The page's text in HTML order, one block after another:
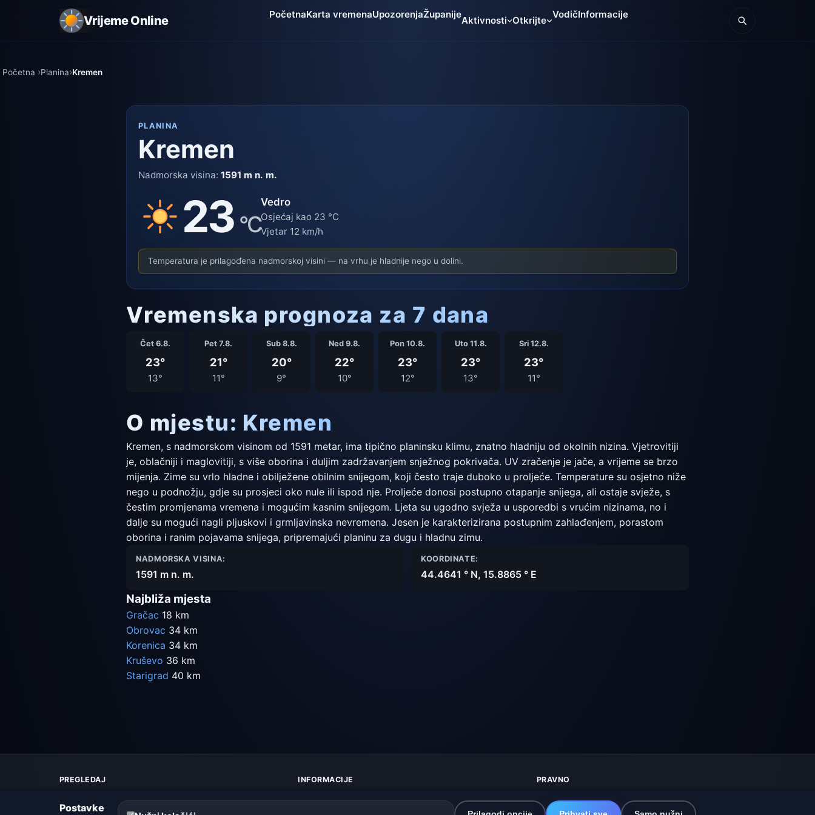
Vrijeme Online PočetnaKarta vremenaUpozorenjaŽupanije
Aktivnosti Otkrijte
VodičInformacije
Početna Planina Kremen
PLANINA
Kremen
Nadmorska visina:1591 m n. m.
23 °C
Vedro
Osjećaj kao 23 °C
Vjetar 12 km/h
Temperatura je prilagođena nadmorskoj visini — na vrhu je hladnije nego u dolini.
Vremenska prognoza za 7 dana
Čet 6.8.
23°
13°
Pet 7.8.
21°
11°
Sub 8.8.
20°
9°
Ned 9.8.
22°
10°
Pon 10.8.
23°
12°
Uto 11.8.
23°
13°
Sri 12.8.
23°
11°
O mjestu: Kremen
Kremen, s nadmorskom visinom od 1591 metar, ima tipično planinsku klimu, znatno hladniju od okolnih nizina. Vjetrovitiji
je, oblačniji i maglovitiji, s više oborina i duljim zadržavanjem snježnog pokrivača. UV zračenje je jače, a vrijeme se brzo
mijenja. Zime su vrlo hladne i obilježene obilnim snijegom, koji često traje duboko u proljeće. Temperature su osjetno niže
nego u podnožju, gdje su prosjeci oko nule ili ispod nje. Proljeće donosi postupno otapanje snijega, ali ostaje svježe, s
čestim promjenama vremena i mogućim kasnim snijegom. Ljeta su ugodno svježa u usporedbi s vrućim nizinama, no i
dalje su mogući nagli pljuskovi i grmljavinska nevremena. Jesen je karakterizirana postupnim zahlađenjem, porastom
oborina i ranim pojavama snijega, pripremajući planinu za dugu i hladnu zimu.
NADMORSKA VISINA:
1591 m n. m.
KOORDINATE:
44.4641 ° N, 15.8865 ° E
Najbliža mjesta
Gračac 18 km
Obrovac 34 km
Korenica 34 km
Kruševo 36 km
Starigrad 40 km
PREGLEDAJ
Upozorenja
INFORMACIJE PRAVNO
Kolačići
Postavke